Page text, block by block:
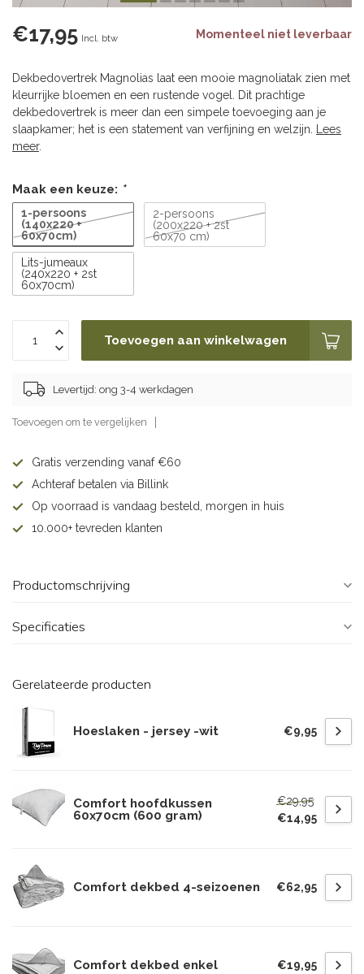
€17,95 Incl. btw Momenteel niet leverbaar
Dekbedovertrek Magnolias laat een mooie magnoliatak zien met
kleurrijke bloemen en een rustende vogel. Dit prachtige
dekbedovertrek is meer dan een simpele toevoeging aan je
slaapkamer; het is een statement van verfijning en welzijn.
Lees
meer.
Maak een keuze: *
1-persoons
(140x220 +
60x70cm)
2-persoons
(200x220 + 2st
60x70 cm)
Lits-jumeaux
(240x220 + 2st
60x70cm)
Toevoegen aan winkelwagen
Levertijd: ong 3-4 werkdagen
Toevoegen om te vergelijken
Gratis verzending vanaf €60
Achteraf betalen via Billink
Op voorraad is vandaag besteld, morgen in huis
10.000+ tevreden klanten
Productomschrijving
Specificaties
Gerelateerde producten
Hoeslaken - jersey -wit €9,95
Comfort hoofdkussen
60x70cm (600 gram)
€29,95
€14,95
Comfort dekbed 4-seizoenen €62,95
Comfort dekbed enkel €19,95